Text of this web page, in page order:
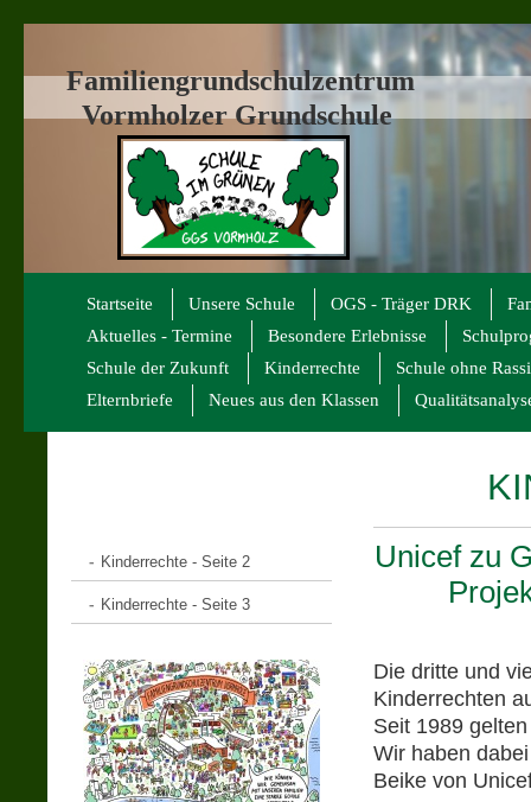
Familiengrundschulzentrum
Vormholzer Grundschule
Startseite Unsere Schule OGS - Träger DRK
Aktuelles - Termine
Besondere Erlebnisse
Schule der Zukunft
Kinderrechte
Schule ohne
Elternbriefe
Neues aus den Klassen
Kinderrechte - Seite 2
Kinderrechte - Seite 3
Unicef
Die dritte und
Kinderrechten
Seit 1989
Wir haben
Beike von